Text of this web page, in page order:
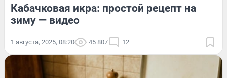
Кабачковая икра: простой рецепт на
зиму — видео
1 августа, 2025, 08:20 45 807 12